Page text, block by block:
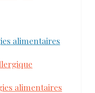
alimentaires
alimentaires